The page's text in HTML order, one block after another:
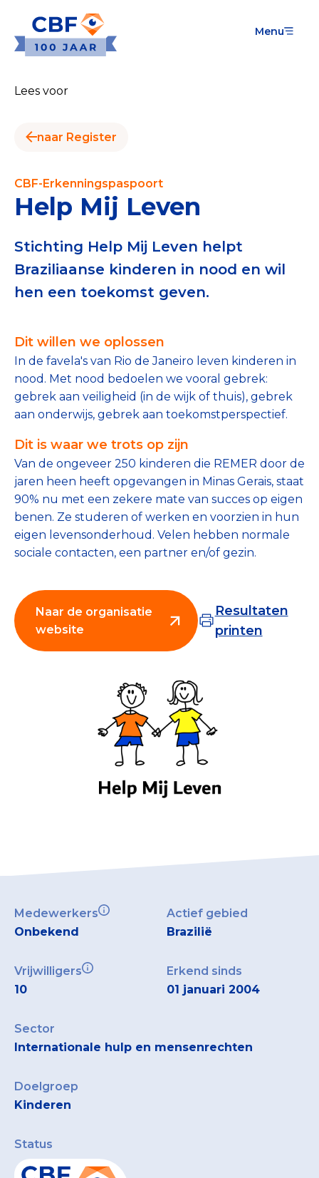
Menu
Goede Doelen
CBF-Erkenning aanvragen
Publiek
Veilig geven met het CBF-keurmerk
Check het CBF-keurmerk van een goed doel
Download de Geef Gerust Checklist
Data & Onderzoek
Betrouwbare data over goede doelen
State of the Sector
Het Nederlandse Donateurspanel
Contact & Signalen
Check keurmerk goede doelen
Collecterooster/wervingrooster
Veelgestelde vragen
Lees voor
naar Register
CBF-Erkenningspaspoort
Help Mij Leven
Stichting Help Mij Leven helpt
Braziliaanse kinderen in nood en wil
hen een toekomst geven.
Dit willen we oplossen
In de favela's van Rio de Janeiro leven kinderen in
nood. Met nood bedoelen we vooral gebrek:
gebrek aan veiligheid (in de wijk of thuis), gebrek
aan onderwijs, gebrek aan toekomstperspectief.
Dit is waar we trots op zijn
Van de ongeveer 250 kinderen die REMER door de
jaren heen heeft opgevangen in Minas Gerais, staat
90% nu met een zekere mate van succes op eigen
benen. Ze studeren of werken en voorzien in hun
eigen levensonderhoud. Velen hebben normale
sociale contacten, een partner en/of gezin.
Naar de organisatie
website
Resultaten
printen
Medewerkers
Onbekend
Actief gebied
Brazilië
Vrijwilligers
10
Erkend sinds
01 januari 2004
Sector
Internationale hulp en mensenrechten
Doelgroep
Kinderen
Status